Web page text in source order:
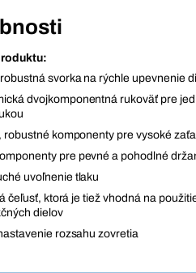
svorka na rýchle upevnenie
dvojkomponentná rukoväť pre
robustné komponenty pre vysoké
pre pevné a pohodlné
uvoľnenie tlaku
čeľusť, ktorá je tiež vhodná na
dielov
rozsahu zovretia